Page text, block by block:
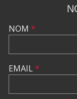
NOM *
EMAIL*